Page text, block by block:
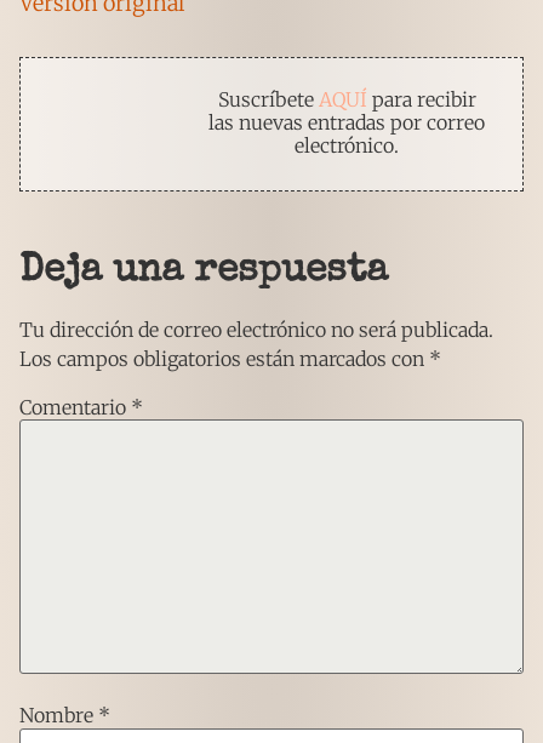
Suscríbete AQUÍ para recibir
las nuevas entradas por correo
electrónico.
Deja una respuesta
Tu dirección de correo electrónico no será publicada.
Los campos obligatorios están marcados con *
Comentario *
Nombre *